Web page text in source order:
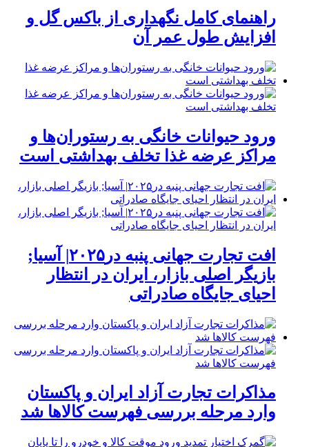
راهنمای کامل نگهداری از باکس گل و
افزایش طول عمر آن
ورود حیوانات خانگی به رستوران‌ها و
مراکز عرضه غذا تخلف بهداشتی است
افت تجارت جهانی پنبه در۲۰۲۵| آسیا;
بازیگر اصلی بازار، ایران در انتظار
احیای جایگاه صادراتی
مذاکرات تجارت آزاد ایران و پاکستان
وارد مرحله بررسی فهرست کالاها شد